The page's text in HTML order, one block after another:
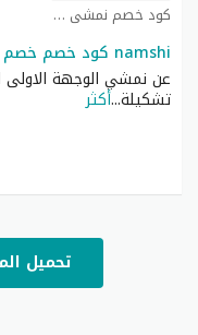
كود خصم نمشي كوبون
namshi كود خصم خصم 35% على الصنادل النسائية
عن نمشي الوجهة الاولى
تشكيلة...أكثر
تحميل